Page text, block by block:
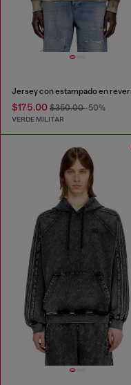
$175.00 $350.00-50%
VERDE MILITAR